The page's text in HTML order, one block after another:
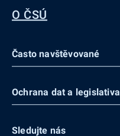
O ČSÚ
Často navštěvované
Ochrana dat a legislativa
Sledujte nás